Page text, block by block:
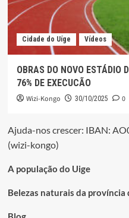
Cidade do Uíge Vídeos
OBRAS DO NOVO ESTÁDIO
76% DE EXECUCÃO
Wizi-Kongo 30/10/2025 0
Ajuda-nos crescer: IBAN:
(wizi-kongo)
A população do Uige
Belezas naturais da província